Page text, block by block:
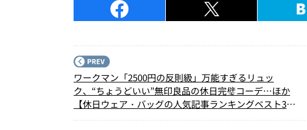
ワークマン「2500円の反則級」万能すぎるリュッ
ク、“ちょうどいい”無印良品の休日完璧コーデ…ほか
【休日ウェア・バッグの人気記事ランキングベスト3】